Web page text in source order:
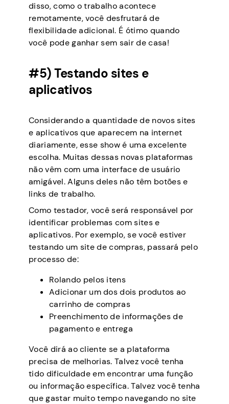
disso, como o trabalho acontece
remotamente, você desfrutará de
flexibilidade adicional. É ótimo quando
você pode ganhar sem sair de casa!
#5) Testando sites e
aplicativos
Considerando a quantidade de novos sites
e aplicativos que aparecem na internet
diariamente, esse show é uma excelente
escolha. Muitas dessas novas plataformas
não vêm com uma interface de usuário
amigável. Alguns deles não têm botões e
links de trabalho.
Como testador, você será responsável por
identificar problemas com sites e
aplicativos. Por exemplo, se você estiver
testando um site de compras, passará pelo
processo de:
Rolando pelos itens
Adicionar um dos dois produtos ao
carrinho de compras
Preenchimento de informações de
pagamento e entrega
Você dirá ao cliente se a plataforma
precisa de melhorias. Talvez você tenha
tido dificuldade em encontrar uma função
ou informação específica. Talvez você tenha
que gastar muito tempo navegando no site